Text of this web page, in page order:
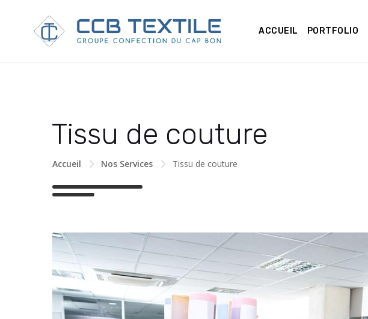
ACCUEIL PORTFOLIO
Tissu de couture
Accueil Nos Services Tissu de couture